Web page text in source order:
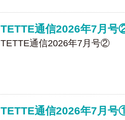
TETTE通信2026年7月号
TETTE通信2026年7月号②
TETTE通信2026年7月号